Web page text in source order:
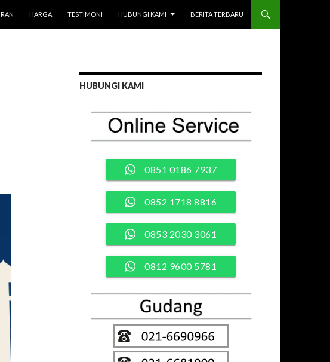
HARGA TESTIMONI HUBUNGI KAMI BERITA TERBARU
HUBUNGI KAMI
0851 0186 7937
0852 1718 8816
0853 2030 3061
0812 9600 5781